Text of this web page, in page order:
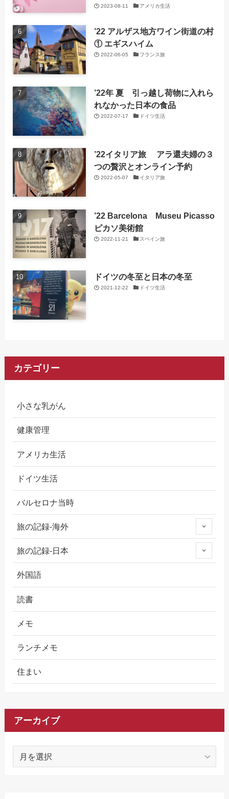
2023-08-11 アメリカ生活
’22 アルザス地方ワイン街道の村
① エギスハイム
2022-06-05 フランス旅
’22年 夏 引っ越し荷物に入れら
れなかった日本の食品
2022-07-17 ドイツ生活
’22イタリア旅 アラ還夫婦の３
つの贅沢とオンライン予約
2022-05-07 イタリア旅
’22 Barcelona Museu Picasso
ピカソ美術館
2022-11-21 スペイン旅
ドイツの冬至と日本の冬至
2021-12-22 ドイツ生活
カテゴリー
小さな乳がん
健康管理
アメリカ生活
ドイツ生活
バルセロナ当時
旅の記録-海外
旅の記録-日本
外国語
読書
メモ
ランチメモ
住まい
アーカイブ